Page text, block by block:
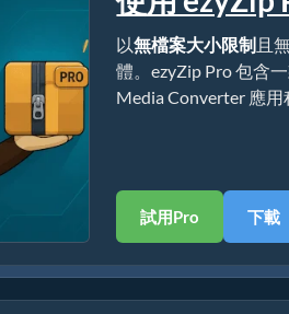
以無檔案大小限制且
體。ezyZip Pro 包含
Media Converter 應用
試用Pro 下載